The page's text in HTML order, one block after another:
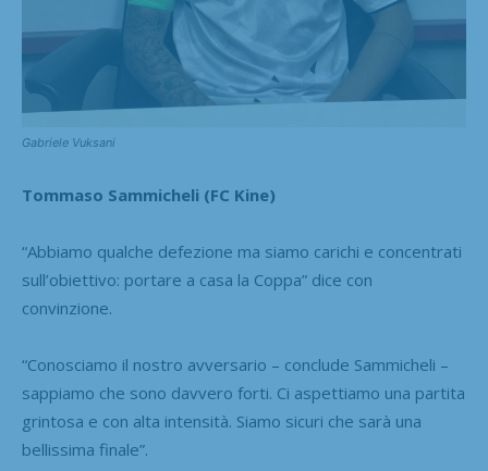
Gabriele Vuksani
Tommaso Sammicheli (FC Kine)
“Abbiamo qualche defezione ma siamo carichi e concentrati
sull’obiettivo: portare a casa la Coppa” dice con
convinzione.
“Conosciamo il nostro avversario – conclude Sammicheli –
sappiamo che sono davvero forti. Ci aspettiamo una partita
grintosa e con alta intensità. Siamo sicuri che sarà una
bellissima finale”.